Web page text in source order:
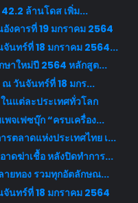
ล้านโดส เพิ่ม...
คารที่ 19 มกราคม 2564
นทร์ที่ 18 มกราคม 2564...
ษาใหม่ปี 2564 หลักสูต...
วันจันทร์ที่ 18 มกร...
นแต่ละประเทศทั่วโลก
จเฟซบุ๊ก “ครบเครื่อง...
ตลาดแห่งประเทศไทย เ...
าดฆ่าเชื้อ หลังปิดทำการ...
ยทอง รวมทุกอัตลักษณ...
นทร์ที่ 18 มกราคม 2564